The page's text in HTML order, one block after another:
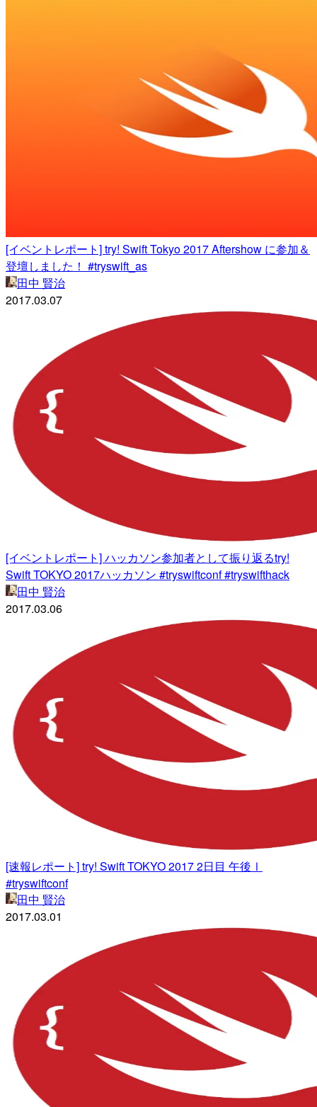
[イベントレポート] try! Swift Tokyo 2017 Aftershow に参加＆
登壇しました！ #tryswift_as
田中 賢治
2017.03.07
[イベントレポート] ハッカソン参加者として振り返るtry!
Swift TOKYO 2017ハッカソン #tryswiftconf #tryswifthack
田中 賢治
2017.03.06
[速報レポート] try! Swift TOKYO 2017 2日目 午後Ⅰ
#tryswiftconf
田中 賢治
2017.03.01